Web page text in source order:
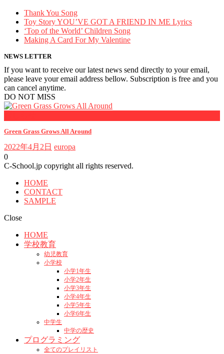
Thank You Song
Toy Story YOU’VE GOT A FRIEND IN ME Lyrics
‘Top of the World’ Children Song
Making A Card For My Valentine
NEWS LETTER
If you want to receive our latest news send directly to your email,
please leave your email address bellow. Subscription is free and you
can cancel anytime.
DO NOT MISS
Green Grass Grows All Around
2022年4月2日 europa
0
C-School.jp copyright all rights reserved.
HOME
CONTACT
SAMPLE
Close
HOME
学校教育
幼児教育
小学校
小学1年生
小学2年生
小学3年生
小学4年生
小学5年生
小学6年生
中学生
中学の歴史
プログラミング
全てのプレイリスト